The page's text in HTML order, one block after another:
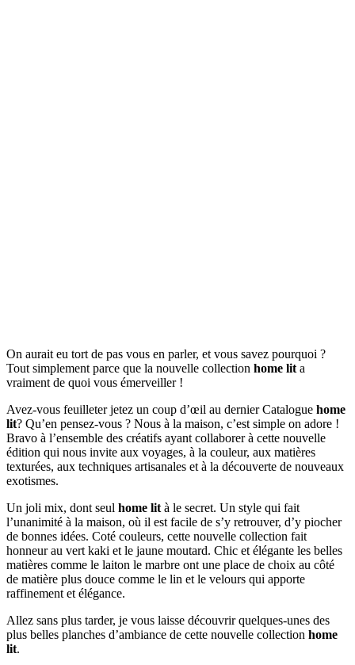
On aurait eu tort de pas vous en parler, et vous savez pourquoi ?
Tout simplement parce que la nouvelle collection home lit a
vraiment de quoi vous émerveiller !
Avez-vous feuilleter jetez un coup d’œil au dernier Catalogue home
lit? Qu’en pensez-vous ? Nous à la maison, c’est simple on adore !
Bravo à l’ensemble des créatifs ayant collaborer à cette nouvelle
édition qui nous invite aux voyages, à la couleur, aux matières
texturées, aux techniques artisanales et à la découverte de nouveaux
exotismes.
Un joli mix, dont seul home lit à le secret. Un style qui fait
l’unanimité à la maison, où il est facile de s’y retrouver, d’y piocher
de bonnes idées. Coté couleurs, cette nouvelle collection fait
honneur au vert kaki et le jaune moutard. Chic et élégante les belles
matières comme le laiton le marbre ont une place de choix au côté
de matière plus douce comme le lin et le velours qui apporte
raffinement et élégance.
Allez sans plus tarder, je vous laisse découvrir quelques-unes des
plus belles planches d’ambiance de cette nouvelle collection home
lit.